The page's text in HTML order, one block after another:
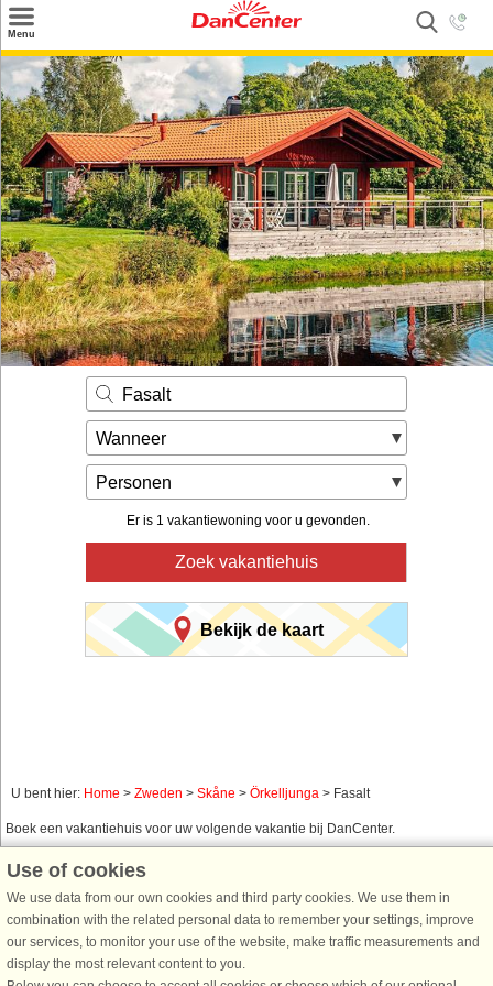
Menu
Zoeken
Inspiratie
Informatie over
Service
Kontakt
Fasalt
Wanneer
Personen
Er is 1 vakantiewoning voor u gevonden.
Zoek vakantiehuis
Bekijk de kaart
U bent hier: Home > Zweden > Skåne > Örkelljunga > Fasalt
Boek een vakantiehuis voor uw volgende vakantie bij DanCenter.
Gebruik ons eenvoudig zoeksysteem hieronder om een vakantiehuis te vinden
kiezen voor bijvoorbeeld zeezicht, zwembad, vaatwasser en internet.
Use of cookies
We use data from our own cookies and third party cookies. We use them in
combination with the related personal data to remember your settings, improve
our services, to monitor your use of the website, make traffic measurements and
display the most relevant content to you.